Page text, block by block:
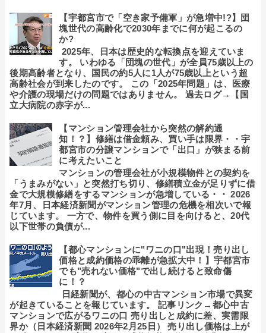
【宇都宮市で「空き家予備軍」が急増中!?】団
塊世代の高齢化で2030年までに何が起こるの
か?
2025年、日本は歴史的な転換点を迎えていま
す。 いわゆる「団塊の世代」が全員75歳以上の
後期高齢者となり、国民の約5人に1人が75歳以上という超
高齢社会が到来したのです。 この「2025年問題」は、医療
や介護の現場だけの問題ではありません。 過去ログ→【国
立大病院の赤字が...
【マンション管理会社から突然の解約通
知！？】修繕は借金頼み、買い手は限界・・宇
都宮市の分譲マンションで「出口」が狭まる前
に考えたいこと
マンションの管理会社が小規模物件との契約を
「うまみがない」と突然打ち切り、修繕積立金が足りずに借
金で大規模修繕をするマンションが急増している・・ 2026
年7月、日本経済新聞がマンション管理の危機を相次いで報
じています。 一方で、物件を買う側に目を向けると、20代
以下世帯の負債が...
【都心マンションに"ワニの口"出現！売り出し
価格と成約価格の乖離が急拡大中！】宇都宮市
でも"売れない価格"で出し続けると致命傷
に！？
日経新聞が、都心の中古マンション市場で異変
が起きていることを報じています。 記事リンク→都心中古
マンションで広がるワニの口 売り出しと成約に差、実需限
界か（日本経済新聞 2026年2月25日） 売り出し価格は上が